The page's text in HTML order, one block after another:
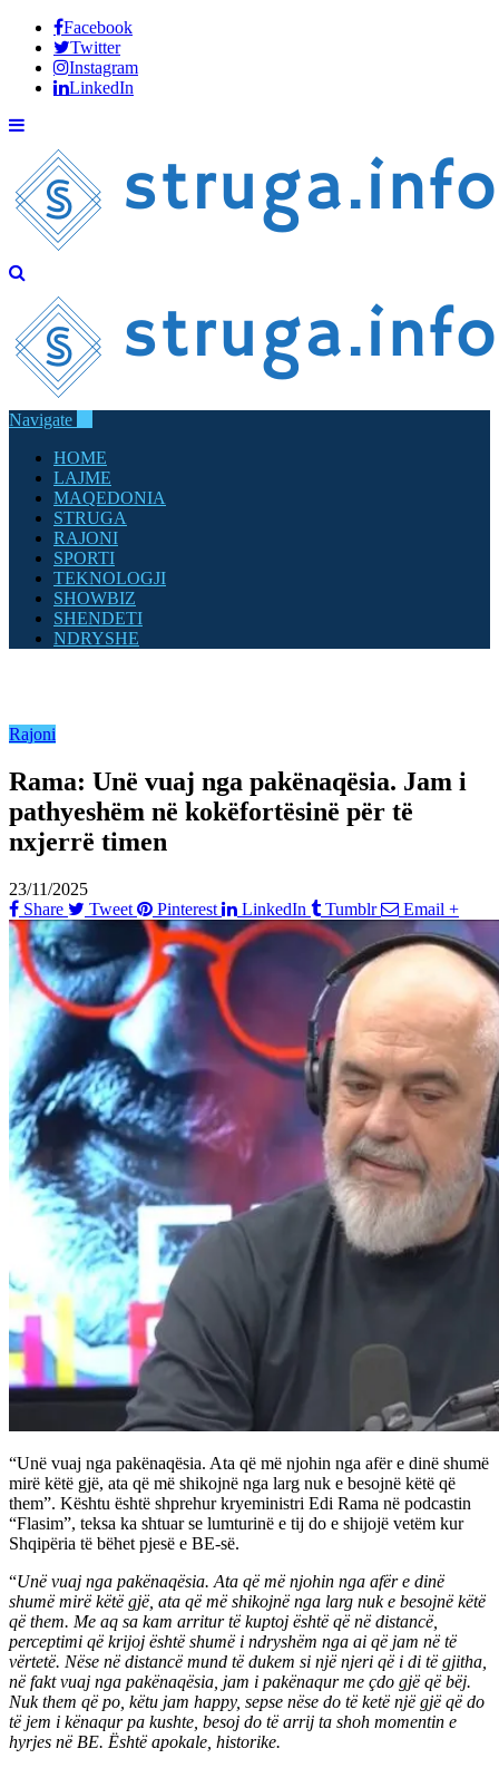
Facebook
Twitter
Instagram
LinkedIn
Navigate
HOME
LAJME
MAQEDONIA
STRUGA
RAJONI
SPORTI
TEKNOLOGJI
SHOWBIZ
SHENDETI
NDRYSHE
Rajoni
Rama: Unë vuaj nga pakënaqësia. Jam i
pathyeshëm në kokëfortësinë për të
nxjerrë timen
23/11/2025
Share
Tweet Pinterest LinkedIn Tumblr Email +
“Unë vuaj nga pakënaqësia. Ata që më njohin nga afër e dinë shumë
mirë këtë gjë, ata që më shikojnë nga larg nuk e besojnë këtë që
them”. Kështu është shprehur kryeministri Edi Rama në podcastin
“Flasim”, teksa ka shtuar se lumturinë e tij do e shijojë vetëm kur
Shqipëria të bëhet pjesë e BE-së.
“Unë vuaj nga pakënaqësia. Ata që më njohin nga afër e dinë
shumë mirë këtë gjë, ata që më shikojnë nga larg nuk e besojnë këtë
që them. Me aq sa kam arritur të kuptoj është që në distancë,
perceptimi që krijoj është shumë i ndryshëm nga ai që jam në të
vërtetë. Nëse në distancë mund të dukem si një njeri që i di të gjitha,
në fakt vuaj nga pakënaqësia, jam i pakënaqur me çdo gjë që bëj.
Nuk them që po, këtu jam happy, sepse nëse do të ketë një gjë që do
të jem i kënaqur pa kushte, besoj do të arrij ta shoh momentin e
hyrjes në BE. Është apokale, historike.